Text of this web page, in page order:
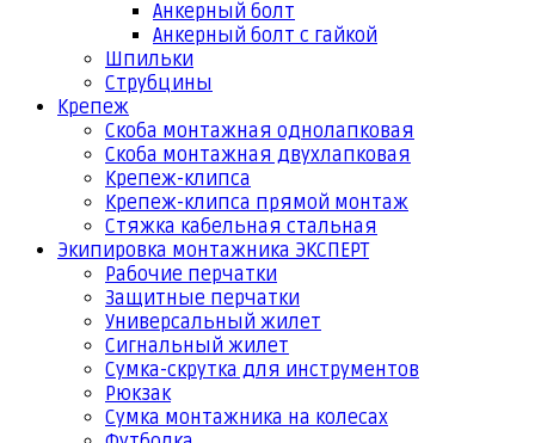
Анкерный болт
Анкерный болт с гайкой
Шпильки
Струбцины
Крепеж
Скоба монтажная однолапковая
Скоба монтажная двухлапковая
Крепеж-клипса
Крепеж-клипса прямой монтаж
Стяжка кабельная стальная
Экипировка монтажника ЭКСПЕРТ
Рабочие перчатки
Защитные перчатки
Универсальный жилет
Сигнальный жилет
Сумка-скрутка для инструментов
Рюкзак
Сумка монтажника на колесах